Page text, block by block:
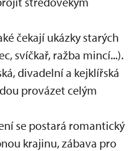
čekají ukázky starých
svíčkař, ražba mincí...).
divadelní a kejklířská
provázet celým
se postará romantický
krajinu, zábava pro